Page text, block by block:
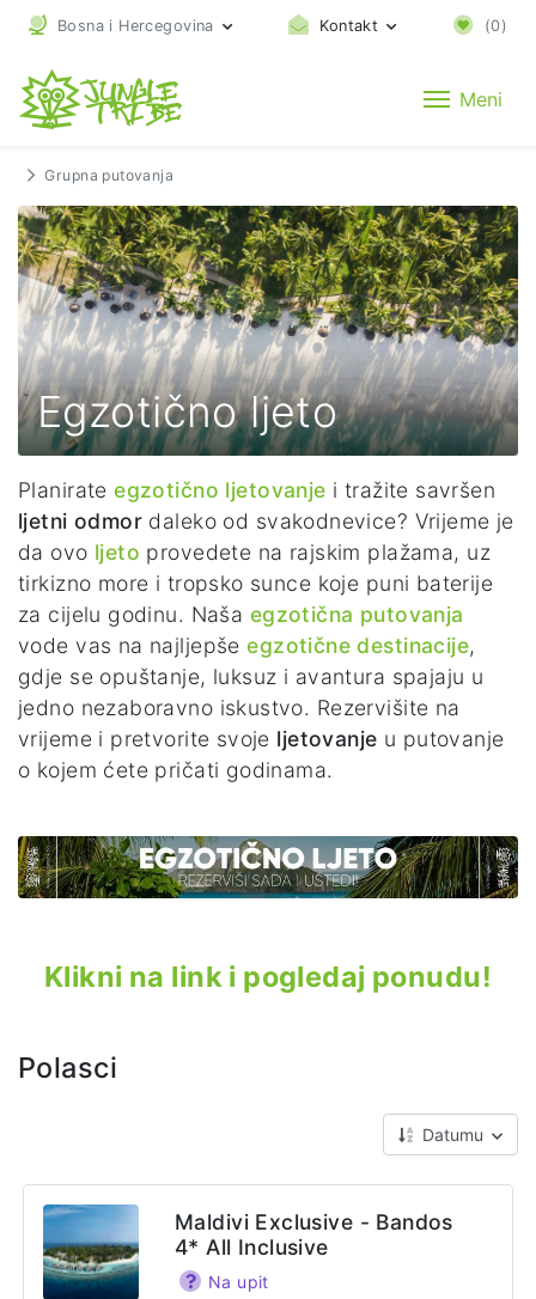
Bosna i Hercegovina Kontakt (0)
Meni
Grupna putovanja
Egzotično ljeto
Planirateegzotično ljetovanje i tražite savršen
ljetni odmor daleko od svakodnevice? Vrijeme je
da ovo ljeto provedete na rajskim plažama, uz
tirkizno more i tropsko sunce koje puni baterije
za cijelu godinu. Naša egzotična putovanja
vode vas na najljepšeegzotične destinacije,
gdje se opuštanje, luksuz i avantura spajaju u
jedno nezaboravno iskustvo. Rezervišite na
vrijeme i pretvorite svoje ljetovanje u putovanje
o kojem ćete pričati godinama.
Klikni na link i pogledaj ponudu!
Polasci
Datumu
Maldivi Exclusive - Bandos
4* All Inclusive
Na upit